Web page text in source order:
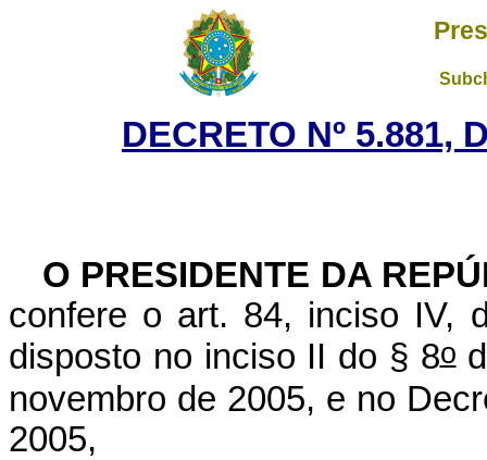
DECRETO Nº 5.881,
O PRESIDENTE DA
confere o art. 84, inciso IV,
disposto no inciso II do § 8o
novembro de 2005, e no
2005,